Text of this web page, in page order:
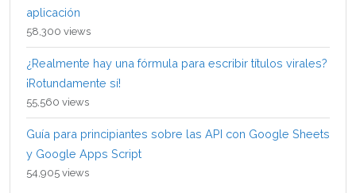
aplicación
58,300 views
¿Realmente hay una fórmula para escribir títulos virales?
¡Rotundamente sí!
55,560 views
Guía para principiantes sobre las API con Google Sheets
y Google Apps Script
54,905 views